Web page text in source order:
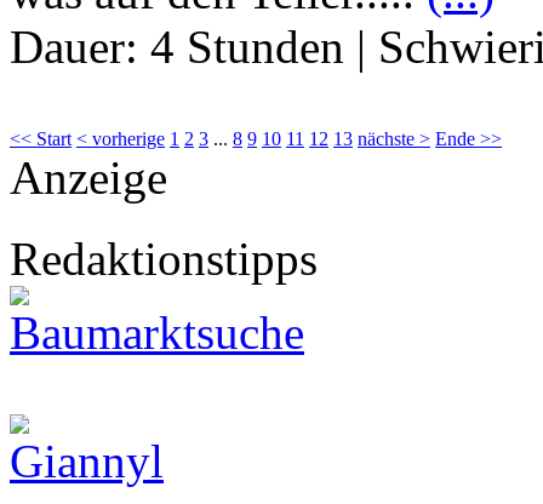
Dauer: 4 Stunden |
<< Start < vorherige 1 2 3 ... 8 9 10 11 12 13 nächste > Ende >>
Anzeige
Redaktionstipps